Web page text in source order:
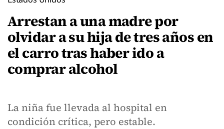
Arrestan a una madre por
olvidar a su hija de tres años en
el carro tras haber ido a
comprar alcohol
La niña fue llevada al hospital en
condición crítica, pero estable.